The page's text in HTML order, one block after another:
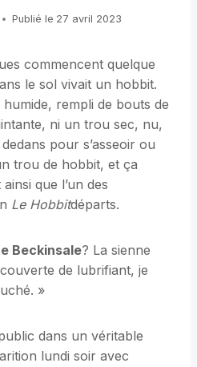
Publié le 27 avril 2023
commencent quelque
le sol vivait un hobbit.
rempli de bouts de
ni un trou sec, nu,
pour s’asseoir ou
trou de hobbit, et ça
que l’un des
Le Hobbitdéparts.
Beckinsale? La sienne
de lubrifiant, je
»
dans un véritable
lundi soir avec